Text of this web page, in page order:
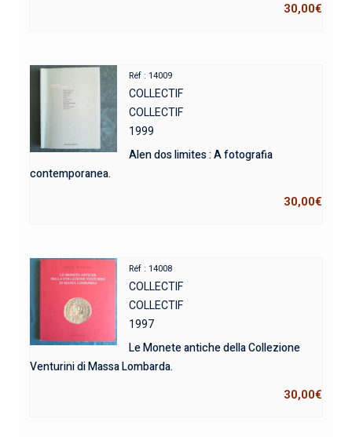
30,00€
Réf : 14009
COLLECTIF
COLLECTIF
1999
Alen dos limites : A fotografia
contemporanea.
30,00€
Réf : 14008
COLLECTIF
COLLECTIF
1997
Le Monete antiche della Collezione
Venturini di Massa Lombarda.
30,00€